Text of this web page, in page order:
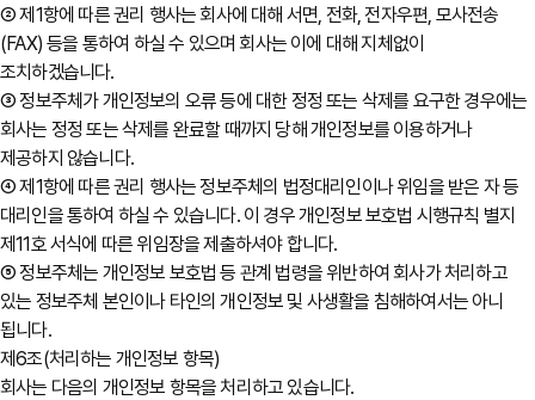
② 제1항에 따른 권리 행사는 회사에 대해 서면, 전화, 전자우편, 모사전송
(FAX) 등을 통하여 하실 수 있으며 회사는 이에 대해 지체없이
조치하겠습니다.
③ 정보주체가 개인정보의 오류 등에 대한 정정 또는 삭제를 요구한 경우에는
회사는 정정 또는 삭제를 완료할 때까지 당해 개인정보를 이용하거나
제공하지 않습니다.
④ 제1항에 따른 권리 행사는 정보주체의 법정대리인이나 위임을 받은 자 등
대리인을 통하여 하실 수 있습니다. 이 경우 개인정보 보호법 시행규칙 별지
제11호 서식에 따른 위임장을 제출하셔야 합니다.
⑤ 정보주체는 개인정보 보호법 등 관계 법령을 위반하여 회사가 처리하고
있는 정보주체 본인이나 타인의 개인정보 및 사생활을 침해하여서는 아니
됩니다.
제6조(처리하는 개인정보 항목)
회사는 다음의 개인정보 항목을 처리하고 있습니다.